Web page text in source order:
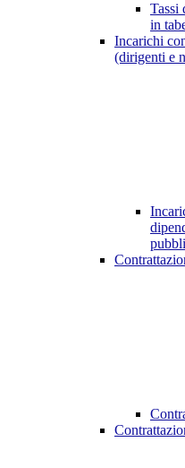
Tassi
in
Incarichi
(dirigenti e